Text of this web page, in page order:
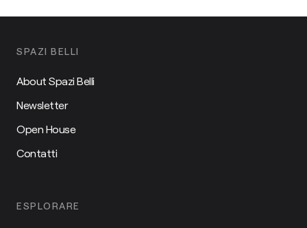
SPAZI BELLI
About Spazi Belli
Newsletter
Open House
Contatti
ESPLORARE